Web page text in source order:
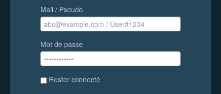
Mail / Pseudo
Mot de passe
Rester connecté